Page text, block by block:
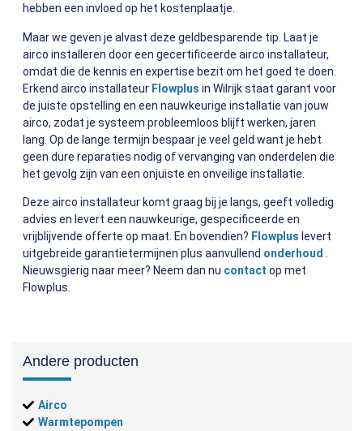
hebben een invloed op het kostenplaatje.
Maar we geven je alvast deze geldbesparende tip. Laat je
airco installeren door een gecertificeerde airco installateur,
omdat die de kennis en expertise bezit om het goed te doen.
Erkend airco installateur Flowplus in Wilrijk staat garant voor
de juiste opstelling en een nauwkeurige installatie van jouw
airco, zodat je systeem probleemloos blijft werken, jaren
lang. Op de lange termijn bespaar je veel geld want je hebt
geen dure reparaties nodig of vervanging van onderdelen die
het gevolg zijn van een onjuiste en onveilige installatie.
Deze airco installateur komt graag bij je langs, geeft volledig
advies en levert een nauwkeurige, gespecificeerde en
vrijblijvende offerte op maat. En bovendien? Flowplus levert
uitgebreide garantietermijnen plus aanvullend onderhoud .
Nieuwsgierig naar meer? Neem dan nu contact op met
Flowplus.
Andere producten
Airco
Warmtepompen